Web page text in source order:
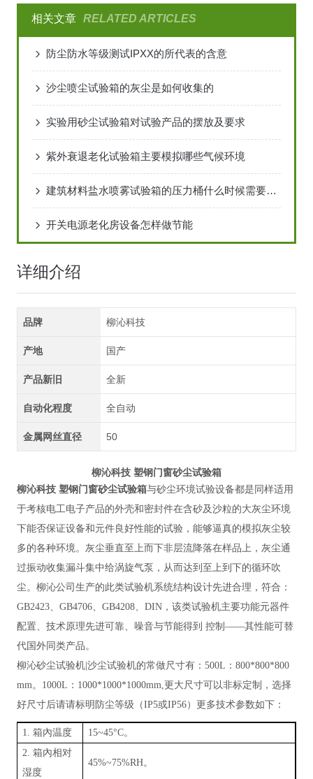
相关文章 RELATED ARTICLES
防尘防水等级测试IPXX的所代表的含意
沙尘喷尘试验箱的灰尘是如何收集的
实验用砂尘试验箱对试验产品的摆放及要求
紫外衰退老化试验箱主要模拟哪些气候环境
建筑材料盐水喷雾试验箱的压力桶什么时候需要加水
开关电源老化房设备怎样做节能
详细介绍
品牌 柳沁科技
产地 国产
产品新旧 全新
自动化程度 全自动
金属网丝直径 50
柳沁科技 塑钢门窗砂尘试验箱
柳沁科技 塑钢门窗砂尘试验箱与砂尘环境试验设备都是同样适用
于考核电工电子产品的外壳和密封件在含砂及沙粒的大灰尘环境
下能否保证设备和元件良好性能的试验，能够逼真的模拟灰尘较
多的各种环境。灰尘垂直至上而下非层流降落在样品上，灰尘通
过振动收集漏斗集中给涡旋气泵，从而达到至上到下的循环吹
尘。柳沁公司生产的此类试验机系统结构设计先进合理，符合：
GB2423、GB4706、GB4208、DIN，该类试验机主要功能元器件
配置、技术原理先进可靠、噪音与节能得到 控制——其性能可替
代国外同类产品。
柳沁砂尘试验机|沙尘试验机的常做尺寸有：500L：800*800*800
mm。 1000L：1000*1000*1000mm,更大尺寸可以非标定制，选择
好尺寸后请请标明防尘等级（IP5或IP56）更多技术参数如下：
1. 箱內温度 15~45°C。
2. 箱內相对
湿度
45%~75%RH。